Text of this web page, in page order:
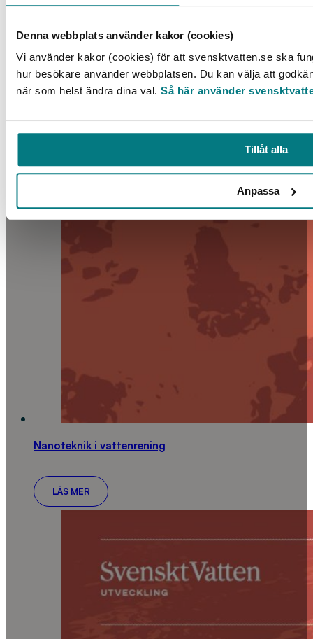
Denna webbplats använder kakor (cookies)
Vi använder kakor (cookies) för att svensktvatten.se ska
hur besökare använder webbplatsen. Du kan välja att
när som helst ändra dina val. Så här använder
Tillåt alla
Anpassa
Nanoteknik i vattenrening
LÄS MER